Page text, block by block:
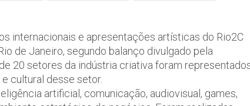
internacionais e apresentações artísticas do Rio2C
de Janeiro, segundo balanço divulgado pela
20 setores da indústria criativa foram
cultural desse setor.
artificial, comunicação, audiovisual, games,